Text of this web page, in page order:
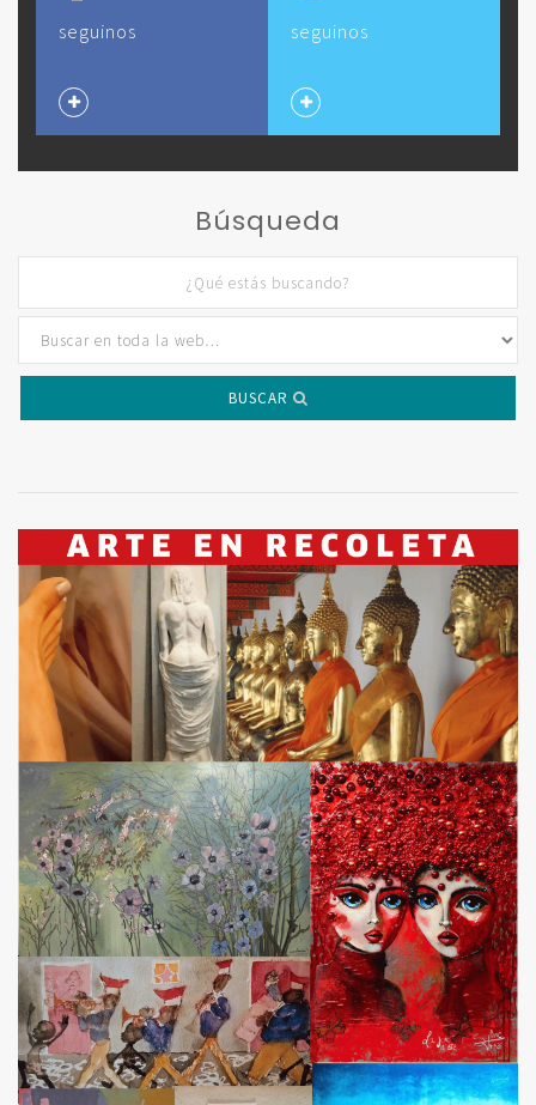
seguinos seguinos
Búsqueda
BUSCAR